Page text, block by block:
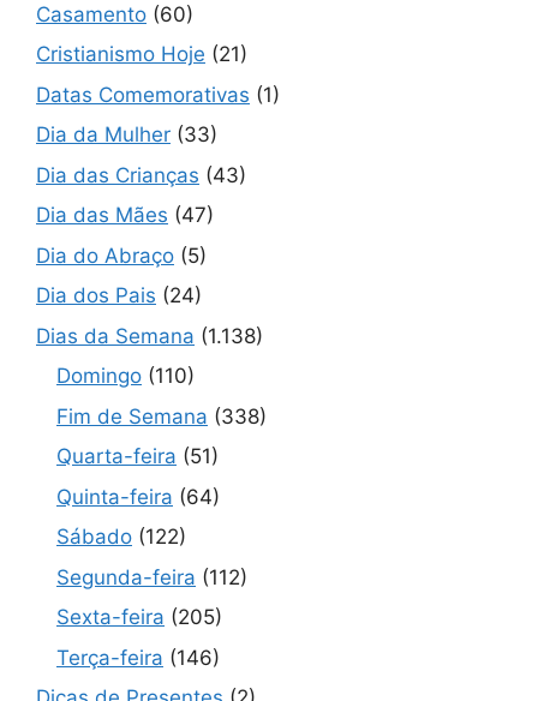
Casamento (60)
Cristianismo Hoje (21)
Datas Comemorativas (1)
Dia da Mulher (33)
Dia das Crianças (43)
Dia das Mães (47)
Dia do Abraço (5)
Dia dos Pais (24)
Dias da Semana (1.138)
Domingo (110)
Fim de Semana (338)
Quarta-feira (51)
Quinta-feira (64)
Sábado (122)
Segunda-feira (112)
Sexta-feira (205)
Terça-feira (146)